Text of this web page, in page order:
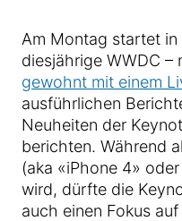
Am Montag startet
diesjährige WWDC –
gewohnt mit einem
ausführlichen
Neuheiten der
berichten. Während
(aka «iPhone 4»
wird, dürfte die
auch einen Fokus